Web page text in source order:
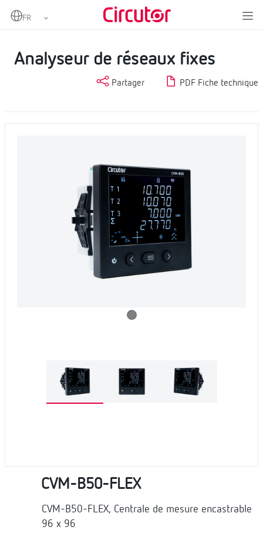
Home Mesure et contrôle
Analyseurs de réseaux fixes
Analyseur de réseaux fixes
Partager PDF Fiche technique
CVM-B50-FLEX
CVM-B50-FLEX, Centrale de mesure encastrable
96 x 96